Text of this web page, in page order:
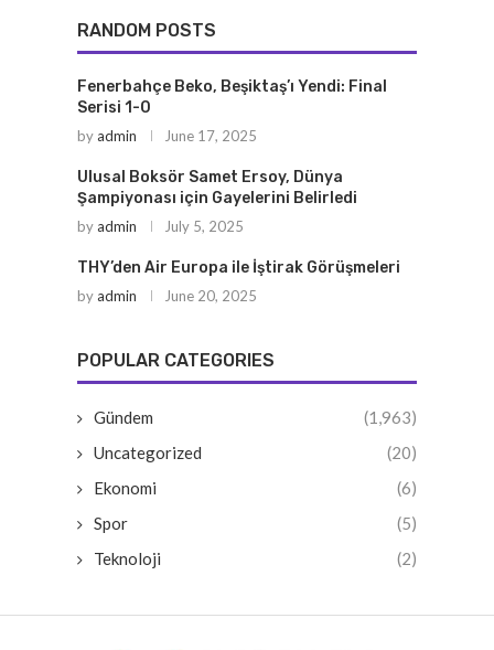
RANDOM POSTS
Fenerbahçe Beko, Beşiktaş’ı Yendi: Final
Serisi 1-0
byadmin June 17, 2025
Ulusal Boksör Samet Ersoy, Dünya
Şampiyonası için Gayelerini Belirledi
byadmin July 5, 2025
THY’den Air Europa ile İştirak Görüşmeleri
byadmin June 20, 2025
POPULAR CATEGORIES
Gündem
(1,963)
Uncategorized
(20)
Ekonomi
(6)
Spor
(5)
Teknoloji
(2)